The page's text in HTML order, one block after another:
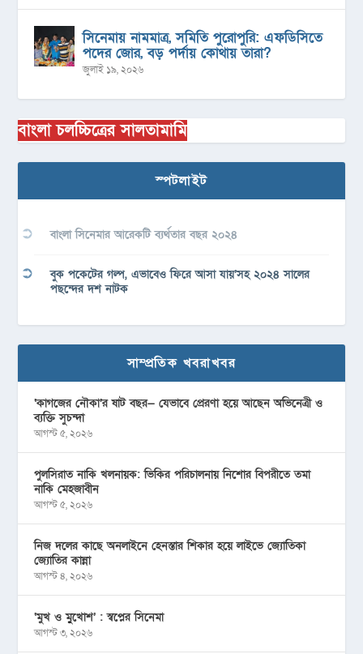
সিনেমায় নামমাত্র, সমিতি পুরোপুরি: এফডিসিতে
পদের জোর, বড় পর্দায় কোথায় তারা?
জুলাই ১৯, ২০২৬
বাংলা চলচ্চিত্রের সালতামামি
স্পটলাইট
বাংলা সিনেমার আরেকটি ব্যর্থতার বছর ২০২৪
বুক পকেটের গল্প, এভাবেও ফিরে আসা যায়’সহ ২০২৪ সালের
পছন্দের দশ নাটক
সাম্প্রতিক খবরাখবর
‘কাগজের নৌকা’র ষাট বছর— যেভাবে প্রেরণা হয়ে আছেন অভিনেত্রী ও
ব্যক্তি সুচন্দা
আগস্ট ৫, ২০২৬
পুলসিরাত নাকি খলনায়ক: ভিকির পরিচালনায় নিশোর বিপরীতে তমা
নাকি মেহজাবীন
আগস্ট ৫, ২০২৬
নিজ দলের কাছে অনলাইনে হেনস্তার শিকার হয়ে লাইভে জ্যোতিকা
জ্যোতির কান্না
আগস্ট ৪, ২০২৬
‘মুখ ও মু্খোশ’ : স্বপ্নের সিনেমা
আগস্ট ৩, ২০২৬